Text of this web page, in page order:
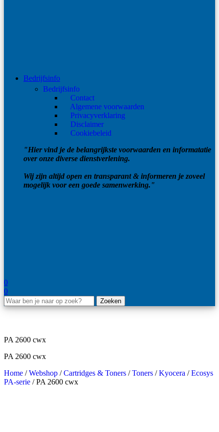
Bedrijfsinfo
Bedrijfsinfo
Contact
Algemene voorwaarden
Privacyverklaring
Disclaimer
Cookiebeleid
"Hier vind je de belangrijkste voorwaarden en informatatie
over onze diverse dienstverlening.
Wij zijn altijd open en transparant & informeren je zoveel
mogelijk voor een goede samenwerking."
0
0
Zoeken
PA 2600 cwx
PA 2600 cwx
Home / Webshop / Cartridges & Toners / Toners / Kyocera / Ecosys
PA-serie / PA 2600 cwx